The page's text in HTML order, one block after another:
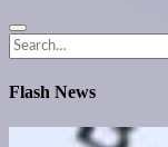
Search
for:
Search
Flash News